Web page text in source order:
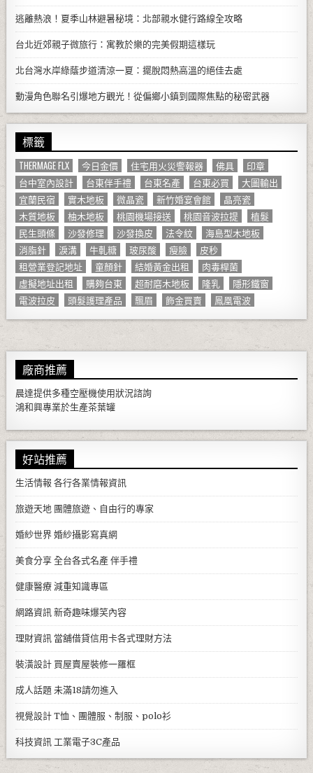
逃離熱浪！夏季山林避暑秘境：北部親水健行路線全攻略
台北近郊親子微旅行：寓教於樂的完美假期這樣玩
北台灣水岸綠蔭步道清涼一夏：擺脫悶熱高溫的絕佳去處
動漫角色聯名引爆地方觀光！從偏鄉小鎮到國際焦點的秘密武器
標籤
THERMAGE FLX 今日金價 住宅用火災警報器 佛具
印章
台中室內設計
台東伴手禮 台東名產 台東必買
大圖輸出
宜蘭民宿
實木地板 微晶瓷 新竹婚宴會館
晶亮瓷
木質地板
柚木地板 桃園機場接送 桃園音波拉提
植髮
民生頭條
沙發修理 沙發換皮 法令紋
海島型木地板
消脂針
淚溝 牛軋糖 玻尿酸 瘦臉
皮秒
租營業登記地址
童顏針 結婚黃金出租
肉毒桿菌
虛擬地址出租
購夠台東 超耐磨木地板 隆乳
隱形鐵窗
電波拉皮
頭髮護理產品 飄眉 飾金買賣 鳳凰電波
廠商推薦
晨達提供多種空壓機使用狀況諮詢
鴻和興專業於生產茶葉罐
好站推薦
生活情報 各行各業情報資訊
旅遊天地 團體旅遊、自由行的專家
婚紗世界 婚紗攝影寫真網
美食分享 全台各式名產 伴手禮
健康醫療 減重知識專區
網路資訊 新奇趣味爆笑內容
理財資訊 當舖借貸信用卡各式理財方法
裝潢設計 買屋賣屋裝修一羅框
成人話題 未滿18請勿進入
視覺設計 T恤、團體服、制服、polo衫
科技資訊 工業電子3C產品